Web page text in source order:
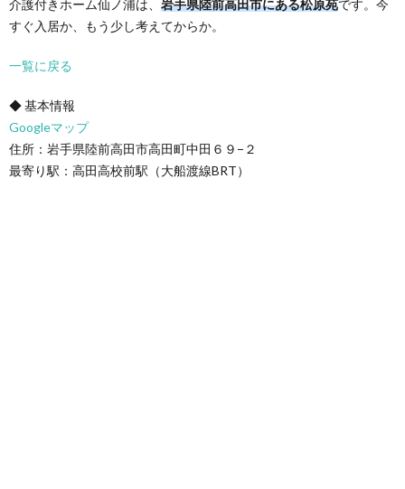
介護付きホーム仙ノ浦は、 岩手県陸前高田市にある松原苑です。今
すぐ入居か、もう少し考えてからか。
一覧に戻る
◆ 基本情報
Googleマップ
住所：岩手県陸前高田市高田町中田６９−２
最寄り駅：高田高校前駅（大船渡線BRT）